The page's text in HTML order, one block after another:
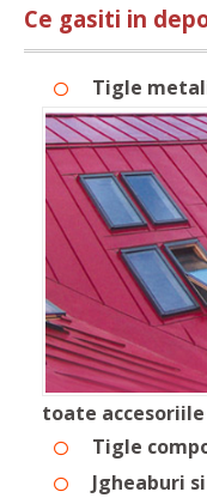
Ce gasiti in
Tigle
toate accesoriile
Tigle
Jgheaburi